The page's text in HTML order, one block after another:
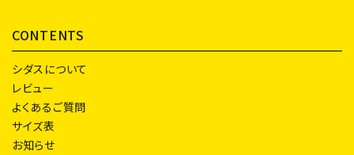
CONTENTS
シダスについて
レビュー
よくあるご質問
サイズ表
お知らせ